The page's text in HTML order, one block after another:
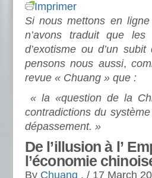
Imprimer
Si nous mettons en
n’avons traduit que
d’exotisme ou d’un
pensons nous aussi,
revue « Chuang » que :
«la «question de la
contradictions du
dépassement. »
De l’illusion à l’
l’économie
By Chuang . / 17 March